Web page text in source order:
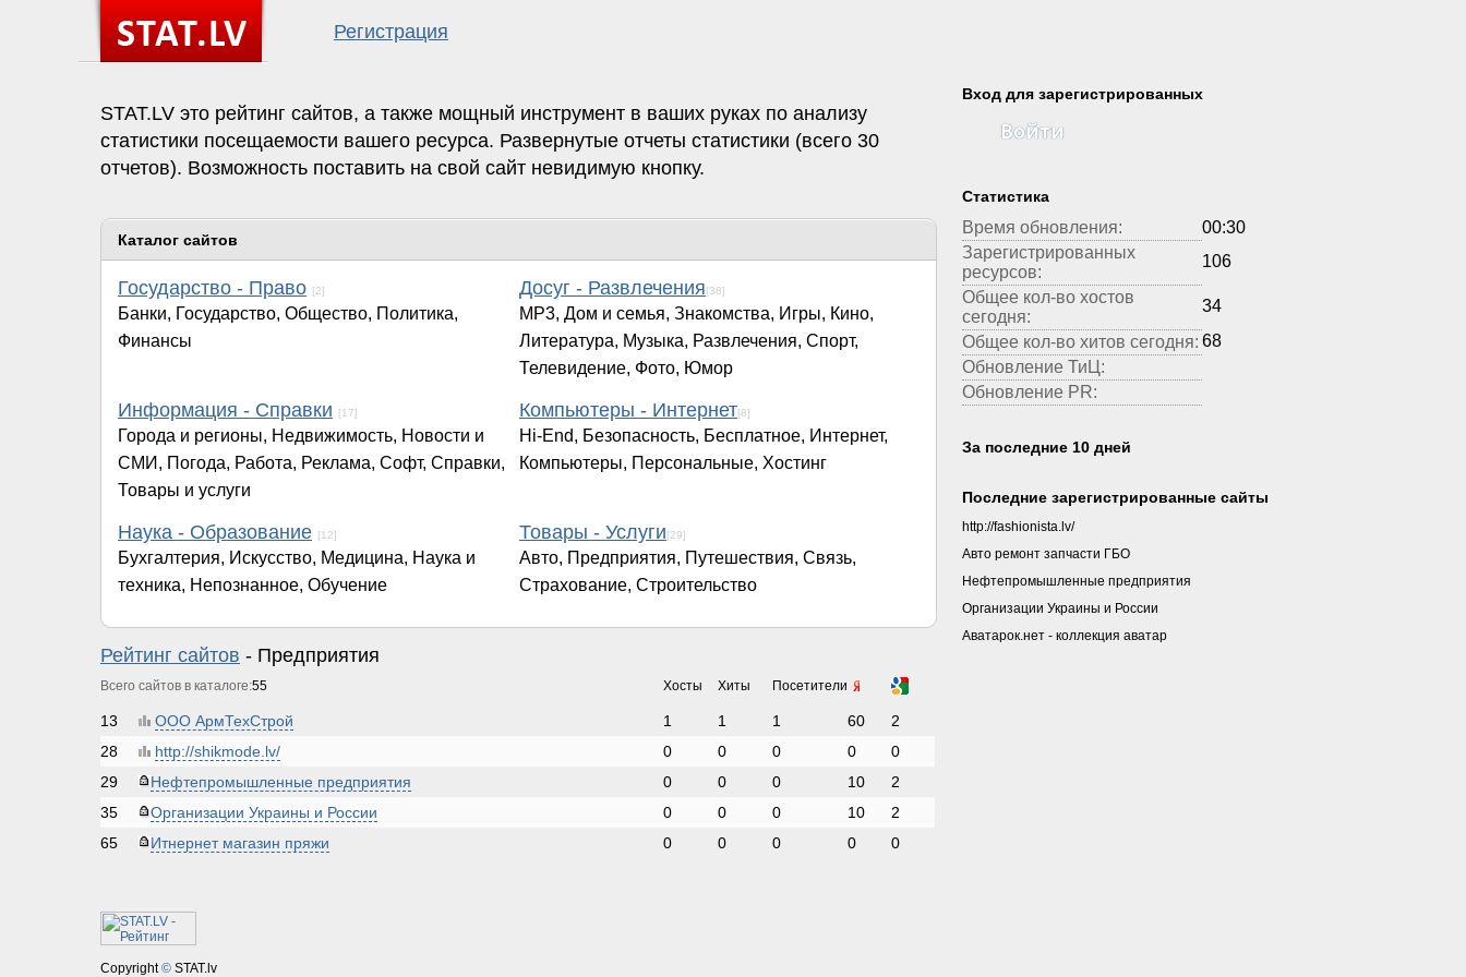
Регистрация
STAT.LV это рейтинг сайтов, а также мощный инструмент в ваших руках по анализу
статистики посещаемости вашего ресурса. Развернутые отчеты статистики (всего 30
отчетов). Возможность поставить на свой сайт невидимую кнопку.
Каталог сайтов
Государство - Право [2]
Банки, Государство, Общество, Политика,
Финансы
Досуг - Развлечения[38]
MP3, Дом и семья, Знакомства, Игры, Кино,
Литература, Музыка, Развлечения, Спорт,
Телевидение, Фото, Юмор
Информация - Справки [17]
Города и регионы, Недвижимость, Новости и
СМИ, Погода, Работа, Реклама, Софт, Справки,
Товары и услуги
Компьютеры - Интернет[8]
Hi-End, Безопасность, Бесплатное, Интернет,
Компьютеры, Персональные, Хостинг
Наука - Образование [12]
Бухгалтерия, Искусство, Медицина, Наука и
техника, Непознанное, Обучение
Товары - Услуги[29]
Авто, Предприятия, Путешествия, Связь,
Страхование, Строительство
Рейтинг сайтов - Предприятия
Всего сайтов в каталоге:55 Хосты Хиты Посетители
13 ООО АрмТехСтрой 1 1 1 60
2
28
http://shikmode.lv/ 0 0 0 0
0
29
Нефтепромышленные предприятия 0 0 0 10
2
35
Организации Украины и России 0 0 0 10
2
65
Итнернет магазин пряжи 0 0 0 0 0
Вход для зарегистрированных
Войти
Статистика
Время обновления:
00:30
Зарегистрированных
ресурсов:
106
Общее кол-во хостов
сегодня:
34
Общее кол-во хитов сегодня: 68
Обновление ТиЦ:
Обновление PR:
За последние 10 дней
Последние зарегистрированные сайты
http://fashionista.lv/
Авто ремонт запчасти ГБО
Нефтепромышленные предприятия
Организации Украины и России
Аватарок.нет - коллекция аватар
Copyright© STAT.lv